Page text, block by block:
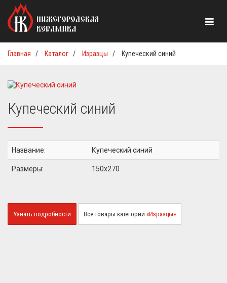
Главная / Каталог / Изразцы / Купеческий синий
Купеческий синий
Название: Купеческий синий
Размеры: 150x270
Узнать подробности Все товары категории «Изразцы»